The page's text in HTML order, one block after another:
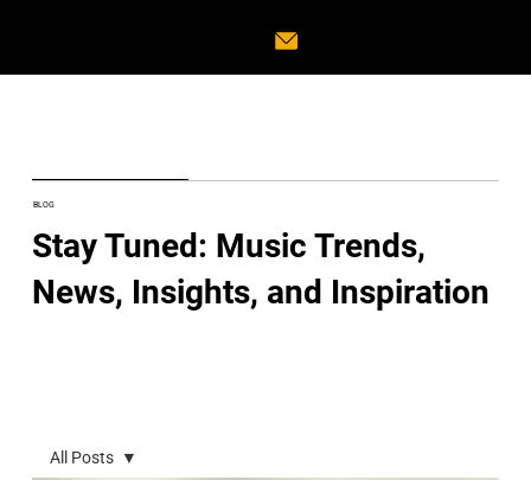
Stay Tuned: Music Trends,
News, Insights, and Inspiration
BLOG
All Posts